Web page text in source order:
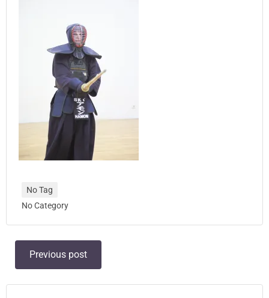
No Tag
No Category
Post
navigation
Previous post